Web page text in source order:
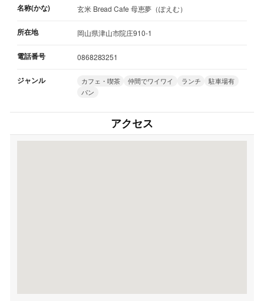
名称(かな) 玄米 Bread Cafe 母恵夢（ぽえむ）
所在地 岡山県津山市院庄910-1
電話番号 0868283251
ジャンル カフェ・喫茶 仲間でワイワイ ランチ
駐車場有
パン
アクセス